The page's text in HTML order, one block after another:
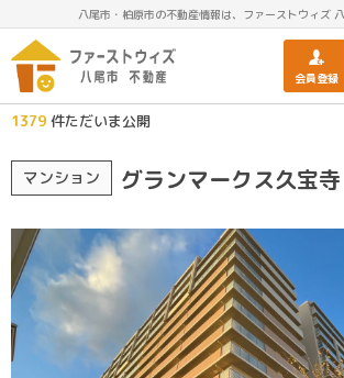
八尾市・柏原市の不動産情報は、ファーストウィズ
会員登録
1379 件ただいま公開
マンション グランマークス久宝寺